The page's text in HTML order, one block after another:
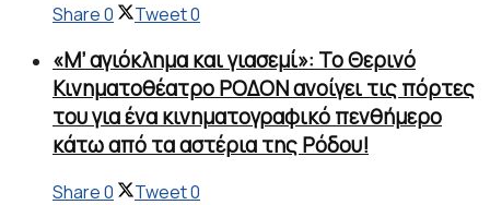
Share0 Tweet0
«Μ’ αγιόκλημα και γιασεμί»: Το Θερινό
Κινηματοθέατρο ΡΟΔΟΝ ανοίγει τις πόρτες
του για ένα κινηματογραφικό πενθήμερο
κάτω από τα αστέρια της Ρόδου!
Share0 Tweet0